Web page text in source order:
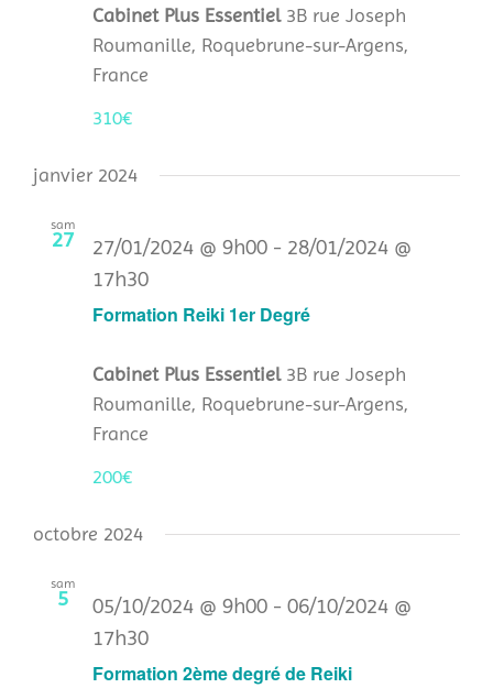
Cabinet Plus Essentiel 3B rue Joseph
Roumanille, Roquebrune-sur-Argens,
France
310€
janvier 2024
sam
27
Formation Reiki 1er Degré
27/01/2024 @ 9h00 - 28/01/2024 @
17h30
Cabinet Plus Essentiel 3B rue Joseph
Roumanille, Roquebrune-sur-Argens,
France
200€
octobre 2024
sam
5
Formation 2ème degré de Reiki
05/10/2024 @ 9h00 - 06/10/2024 @
17h30